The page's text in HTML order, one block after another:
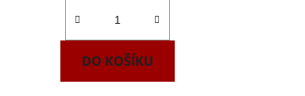
DO KOŠÍKU